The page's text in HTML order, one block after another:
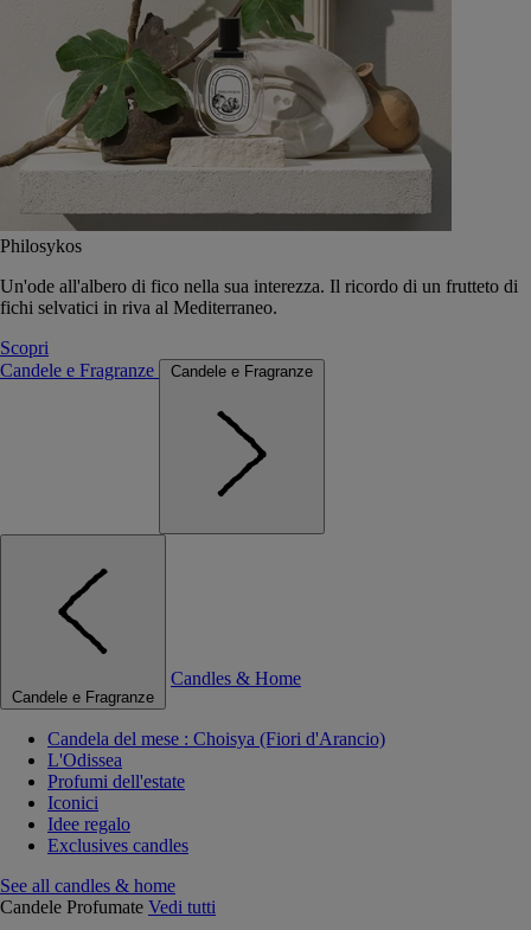
Philosykos
Un'ode all'albero di fico nella sua interezza. Il ricordo di un frutteto di
fichi selvatici in riva al Mediterraneo.
Scopri
Candele e Fragranze
Candele e Fragranze
Candele e Fragranze
Candles & Home
Candela del mese : Choisya (Fiori d'Arancio)
L'Odissea
Profumi dell'estate
Iconici
Idee regalo
Exclusives candles
See all candles & home
Candele Profumate Vedi tutti